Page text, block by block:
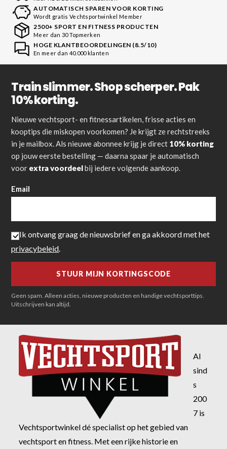
AUTOMATISCH SPAREN VOOR KORTING
Wordt gratis Vechtsportwinkel Member
2500+ SPORT EN FITNESS PRODUCTEN
Meer dan 30 Topmerken
HOGE KLANTBEOORDELINGEN (8.5/10)
En meer dan 40.000 klanten
Train slimmer. Shop scherper. Pak
10% korting.
Nieuwe vechtsport- en fitnessartikelen, frisse acties en
kooptips die miskopen voorkomen? Je krijgt ze rechtstreeks
in je mailbox. Als nieuwe abonnee krijg je direct 10% korting
op jouw eerste bestelling — daarna spaar je automatisch
voor extra voordeelbij iedere volgende aankoop.
Email
Ik ontvang graag de nieuwsbrief en ga akkoord met het
privacybeleid
Geen spam. Alleen acties, nieuwe producten en handige vechtsporttips.
Uitschrijven kan altijd.
Al
sind
s
200
7 is
Vechtsportwinkel dé specialist op het gebied van
vechtsport en fitness. Met een rijke historie en